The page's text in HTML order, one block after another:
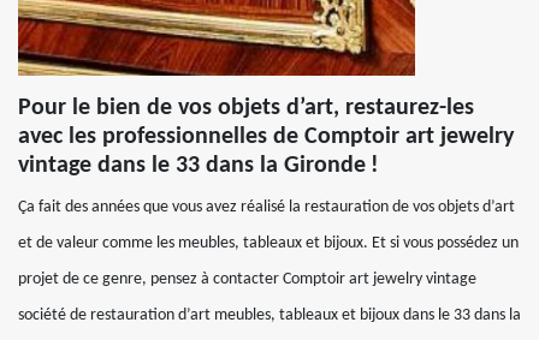
Pour le bien de vos objets d’art, restaurez-les
avec les professionnelles de Comptoir art jewelry
vintage dans le 33 dans la Gironde !
Ça fait des années que vous avez réalisé la restauration de vos objets d’art
et de valeur comme les meubles, tableaux et bijoux. Et si vous possédez un
projet de ce genre, pensez à contacter Comptoir art jewelry vintage
société de restauration d’art meubles, tableaux et bijoux dans le 33 dans la